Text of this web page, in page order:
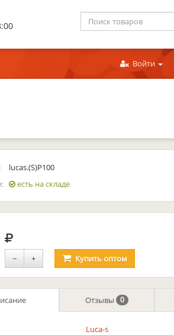
Войти
lucas.(S)P100
есть на складе
руб.
− + Купитьоптом
Отзывы 0
Luca-s